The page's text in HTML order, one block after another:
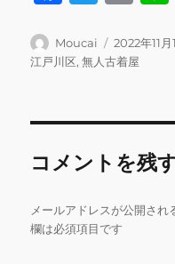
c
e
o
o
it
te
ai
l
投
稿
Moucai
投
稿
2022年11月
江戸川区,無人古着屋
コメントを残
メールアドレスが公開され
欄は必須項目です